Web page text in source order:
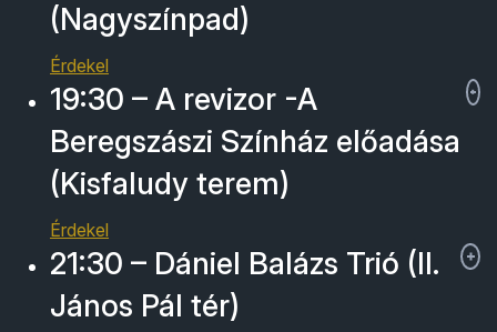
(Nagyszínpad)
Érdekel
19:30 – A revizor -A
Beregszászi Színház előadása
(Kisfaludy terem)
Érdekel
21:30 – Dániel Balázs Trió (II.
János Pál tér)